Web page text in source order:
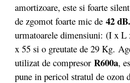
amortizoare, este si foarte
de zgomot foarte mic de 42 dB.
urmatoarele dimensiuni: (I x
x 55 si o greutate de 29 Kg.
utilizat de compresor R600a,
pune in pericol stratul de ozon